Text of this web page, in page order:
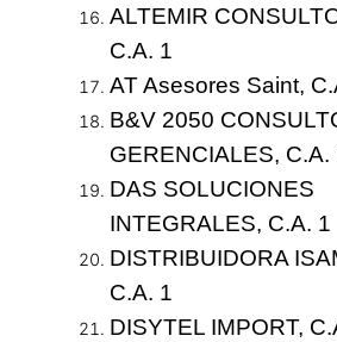
ALTEMIR
C.A. 1
AT Asesores Saint,
B&V 2050
GERENCIALES, C.A.
DAS SOLUCIONES
INTEGRALES, C.A. 1
DISTRIBUIDORA
C.A. 1
DISYTEL IMPORT,